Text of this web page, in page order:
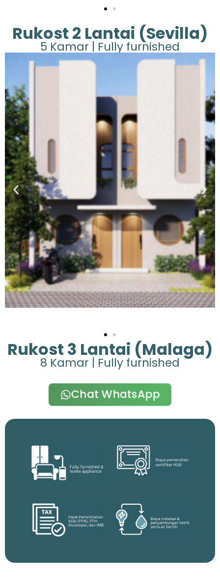
Rukost 2 Lantai (Sevilla)
5 Kamar | Fully furnished
Rukost 3 Lantai (Malaga)
8 Kamar | Fully furnished
Chat WhatsApp